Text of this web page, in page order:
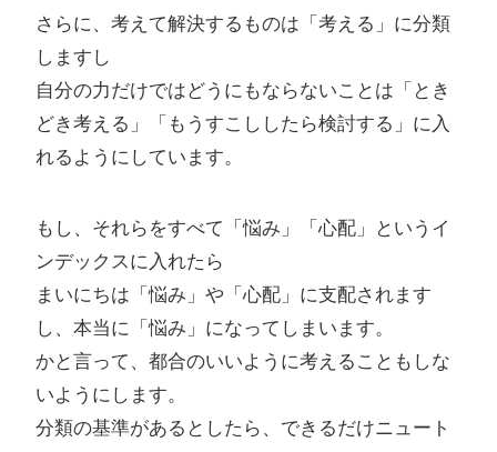
さらに、考えて解決するものは「考える」に分類
しますし
自分の力だけではどうにもならないことは「とき
どき考える」「もうすこししたら検討する」に入
れるようにしています。
もし、それらをすべて「悩み」「心配」というイ
ンデックスに入れたら
まいにちは「悩み」や「心配」に支配されます
し、本当に「悩み」になってしまいます。
かと言って、都合のいいように考えることもしな
いようにします。
分類の基準があるとしたら、できるだけニュート